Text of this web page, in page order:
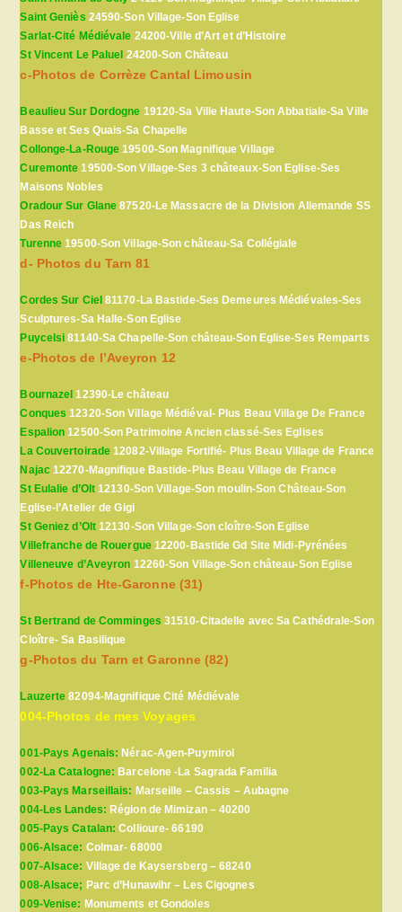
Saint Geniès 24590-Son Village-Son Eglise
Sarlat-Cité Médiévale 24200-Ville d’Art et d’Histoire
St Vincent Le Paluel 24200-Son Château
c-Photos de Corrèze Cantal Limousin
Beaulieu Sur Dordogne 19120-Sa Ville Haute-Son Abbatiale-Sa Ville
Basse et Ses Quais-Sa Chapelle
Collonge-La-Rouge 19500-Son Magnifique Village
Curemonte 19500-Son Village-Ses 3 châteaux-Son Eglise-Ses
Maisons Nobles
Oradour Sur Glane 87520-Le Massacre de la Division Allemande SS
Das Reich
Turenne 19500-Son Village-Son château-Sa Collégiale
d- Photos du Tarn 81
Cordes Sur Ciel 81170-La Bastide-Ses Demeures Médiévales-Ses
Sculptures-Sa Halle-Son Eglise
Puycelsi 81140-Sa Chapelle-Son château-Son Eglise-Ses Remparts
e-Photos de l’Aveyron 12
Bournazel 12390-Le château
Conques 12320-Son Village Médiéval- Plus Beau Village De France
Espalion 12500-Son Patrimoine Ancien classé-Ses Eglises
La Couvertoirade 12082-Village Fortifié- Plus Beau Village de France
Najac12270-Magnifique Bastide-Plus Beau Village de France
St Eulalie d’Olt 12130-Son Village-Son moulin-Son Château-Son
Eglise-l’Atelier de Gigi
St Geniez d’Olt12130-Son Village-Son cloître-Son Eglise
Villefranche de Rouergue12200-Bastide Gd Site Midi-Pyrénées
Villeneuve d’Aveyron 12260-Son Village-Son château-Son Eglise
f-Photos de Hte-Garonne (31)
St Bertrand de Comminges 31510-Citadelle avec Sa Cathédrale-Son
Cloître- Sa Basilique
g-Photos du Tarn et Garonne (82)
Lauzerte 82094-Magnifique Cité Médiévale
004-Photos de mes Voyages
001-Pays Agenais: Nérac-Agen-Puymirol
002-La Catalogne: Barcelone -La Sagrada Familia
003-Pays Marseillais: Marseille – Cassis – Aubagne
004-Les Landes: Région de Mimizan – 40200
005-Pays Catalan:Collioure- 66190
006-Alsace: Colmar- 68000
007-Alsace: Village de Kaysersberg – 68240
008-Alsace; Parc d’Hunawihr – Les Cigognes
009-Venise: Monuments et Gondoles